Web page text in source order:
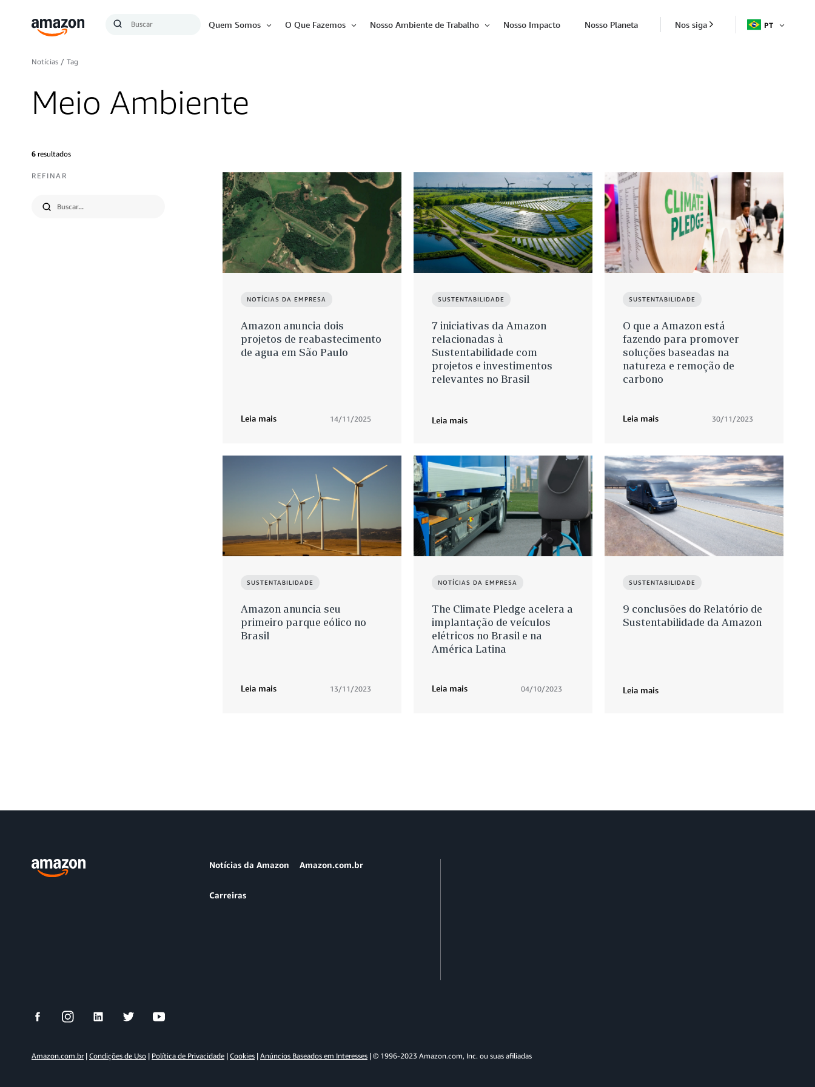
Buscar
Quem Somos
O Que Fazemos
Nosso Ambiente de Trabalho
Nosso Impacto Nosso Planeta Nos siga PT
Notícias / Tag
Meio Ambiente
6 resultados
REFINAR
Submit
NOTÍCIAS DA EMPRESA
Amazon anuncia dois
projetos de reabastecimento
de agua em São Paulo
Leia mais 14/11/2025
SUSTENTABILIDADE
7 iniciativas da Amazon
relacionadas à
Sustentabilidade com
projetos e investimentos
relevantes no Brasil
Leia mais
SUSTENTABILIDADE
O que a Amazon está
fazendo para promover
soluções baseadas na
natureza e remoção de
carbono
Leia mais 30/11/2023
SUSTENTABILIDADE
Amazon anuncia seu
primeiro parque eólico no
Brasil
Leia mais 13/11/2023
NOTÍCIAS DA EMPRESA
The Climate Pledge acelera a
implantação de veículos
elétricos no Brasil e na
América Latina
Leia mais 04/10/2023
SUSTENTABILIDADE
9 conclusões do Relatório de
Sustentabilidade da Amazon
Leia mais
Notícias da Amazon Amazon.com.br
Carreiras
Amazon.com.br| Condições de Uso | Política de Privacidade | Cookies | Anúncios Baseados em Interesses | © 1996-2023 Amazon.com, Inc. ou suas afiliadas